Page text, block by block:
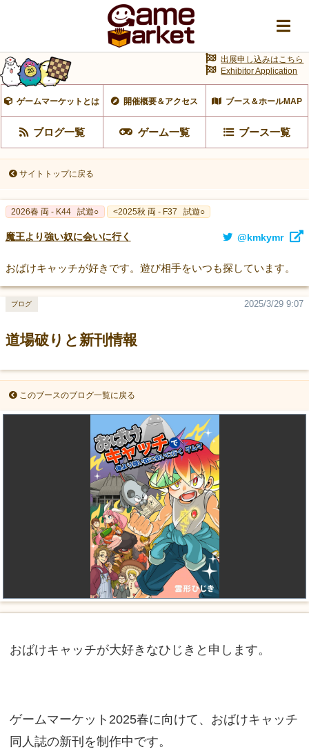
ゲームマーケットとは 開催概要＆アクセス ブース＆ホールMAP
ブログ一覧 ゲーム一覧 ブース一覧
出展申し込みはこちら
Exhibitor Application
サイトトップに戻る
2026春 両 - K44 試遊○ <2025秋 両 - F37 試遊○
魔王より強い奴に会いに行く @kmkymr
おばけキャッチが好きです。遊び相手をいつも探しています。
道場破りと新刊情報
2025/3/29 9:07
ブログ
このブースのブログ一覧に戻る
おばけキャッチが大好きなひじきと申します。
ゲームマーケット2025春に向けて、おばけキャッチ
同人誌の新刊を制作中です。